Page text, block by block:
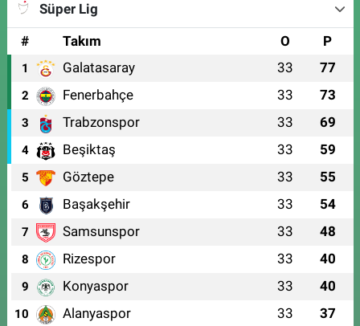
Süper Lig
#
Takım O P
1 Galatasaray 33 77
2 Fenerbahçe 33 73
3 Trabzonspor 33 69
4 Beşiktaş 33 59
5 Göztepe 33 55
6 Başakşehir 33 54
7 Samsunspor 33 48
8 Rizespor 33 40
9 Konyaspor 33 40
10 Alanyaspor 33 37